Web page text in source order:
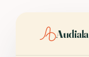
Audiala